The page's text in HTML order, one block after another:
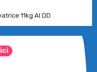
11kg AI DD